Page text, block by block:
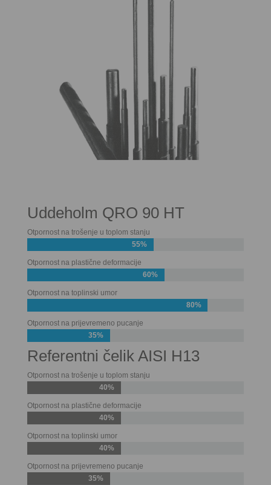
Uddeholm QRO 90 HT
Otpornost na trošenje u toplom stanju
55%
Otpornost na plastične deformacije
60%
Otpornost na toplinski umor
80%
Otpornost na prijevremeno pucanje
35%
Referentni čelik AISI H13
Otpornost na trošenje u toplom stanju
40%
Otpornost na plastične deformacije
40%
Otpornost na toplinski umor
40%
Otpornost na prijevremeno pucanje
35%